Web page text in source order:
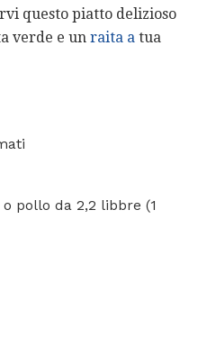
questo piatto delizioso
verde e un raita a tua
pollo da 2,2 libbre (1